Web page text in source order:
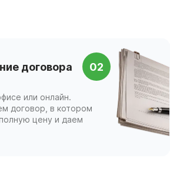
договора 02
или онлайн.
договор, в котором
цену и даем